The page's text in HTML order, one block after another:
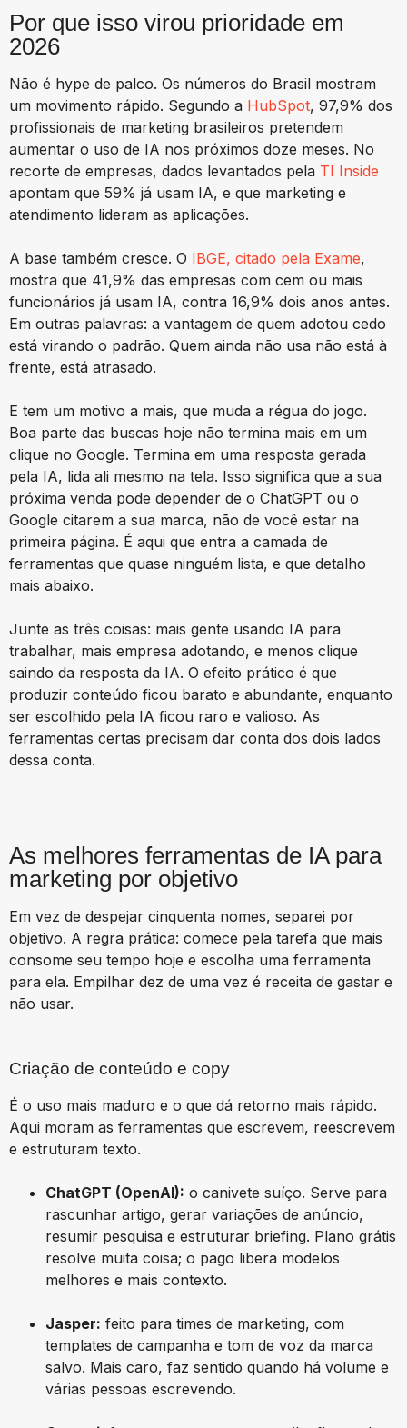
Por que isso virou prioridade em
2026
Não é hype de palco. Os números do Brasil mostram
um movimento rápido. Segundo a HubSpot, 97,9% dos
profissionais de marketing brasileiros pretendem
aumentar o uso de IA nos próximos doze meses. No
recorte de empresas, dados levantados pela TI Inside
apontam que 59% já usam IA, e que marketing e
atendimento lideram as aplicações.
A base também cresce. O IBGE, citado pela Exame,
mostra que 41,9% das empresas com cem ou mais
funcionários já usam IA, contra 16,9% dois anos antes.
Em outras palavras: a vantagem de quem adotou cedo
está virando o padrão. Quem ainda não usa não está à
frente, está atrasado.
E tem um motivo a mais, que muda a régua do jogo.
Boa parte das buscas hoje não termina mais em um
clique no Google. Termina em uma resposta gerada
pela IA, lida ali mesmo na tela. Isso significa que a sua
próxima venda pode depender de o ChatGPT ou o
Google citarem a sua marca, não de você estar na
primeira página. É aqui que entra a camada de
ferramentas que quase ninguém lista, e que detalho
mais abaixo.
Junte as três coisas: mais gente usando IA para
trabalhar, mais empresa adotando, e menos clique
saindo da resposta da IA. O efeito prático é que
produzir conteúdo ficou barato e abundante, enquanto
ser escolhido pela IA ficou raro e valioso. As
ferramentas certas precisam dar conta dos dois lados
dessa conta.
As melhores ferramentas de IA para
marketing por objetivo
Em vez de despejar cinquenta nomes, separei por
objetivo. A regra prática: comece pela tarefa que mais
consome seu tempo hoje e escolha uma ferramenta
para ela. Empilhar dez de uma vez é receita de gastar e
não usar.
Criação de conteúdo e copy
É o uso mais maduro e o que dá retorno mais rápido.
Aqui moram as ferramentas que escrevem, reescrevem
e estruturam texto.
ChatGPT (OpenAI): o canivete suíço. Serve para
rascunhar artigo, gerar variações de anúncio,
resumir pesquisa e estruturar briefing. Plano grátis
resolve muita coisa; o pago libera modelos
melhores e mais contexto.
Jasper: feito para times de marketing, com
templates de campanha e tom de voz da marca
salvo. Mais caro, faz sentido quando há volume e
várias pessoas escrevendo.